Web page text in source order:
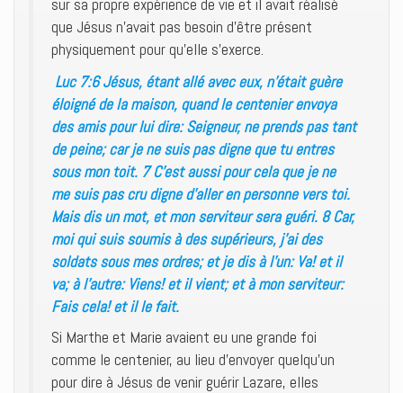
sur sa propre expérience de vie et il avait réalisé
que Jésus n’avait pas besoin d’être présent
physiquement pour qu’elle s’exerce.
Luc 7:6 Jésus, étant allé avec eux, n’était guère
éloigné de la maison, quand le centenier envoya
des amis pour lui dire: Seigneur, ne prends pas tant
de peine; car je ne suis pas digne que tu entres
sous mon toit. 7 C’est aussi pour cela que je ne
me suis pas cru digne d’aller en personne vers toi.
Mais dis un mot, et mon serviteur sera guéri. 8 Car,
moi qui suis soumis à des supérieurs, j’ai des
soldats sous mes ordres; et je dis à l’un: Va! et il
va; à l’autre: Viens! et il vient; et à mon serviteur:
Fais cela! et il le fait.
Si Marthe et Marie avaient eu une grande foi
comme le centenier, au lieu d’envoyer quelqu’un
pour dire à Jésus de venir guérir Lazare, elles